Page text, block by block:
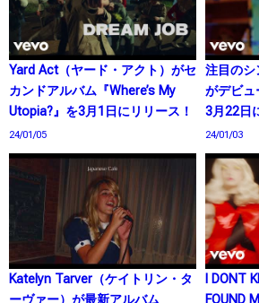
Yard Act（ヤード・アクト）がセ
カンドアルバム『Where’s My
Utopia?』を3月1日にリリース！
24/01/05
注目のシ
がデビュ
3月22日
24/01/03
Katelyn Tarver（ケイトリン・タ
I DONT